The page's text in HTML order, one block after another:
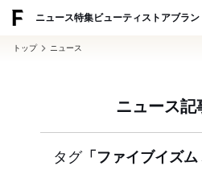
ニュース特集ビューティ ストアブラン
トップ ニュース
ニュース記
タグ「ファイブイズム